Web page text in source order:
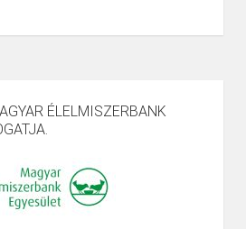
ÉLELMISZERBANK